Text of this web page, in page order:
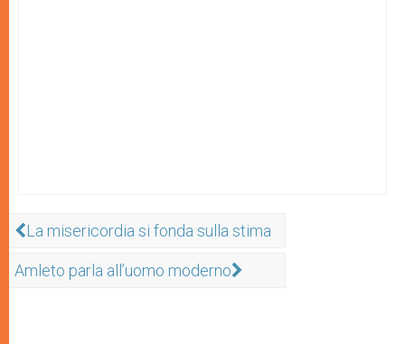
La misericordia si fonda sulla stima
Amleto parla all’uomo moderno